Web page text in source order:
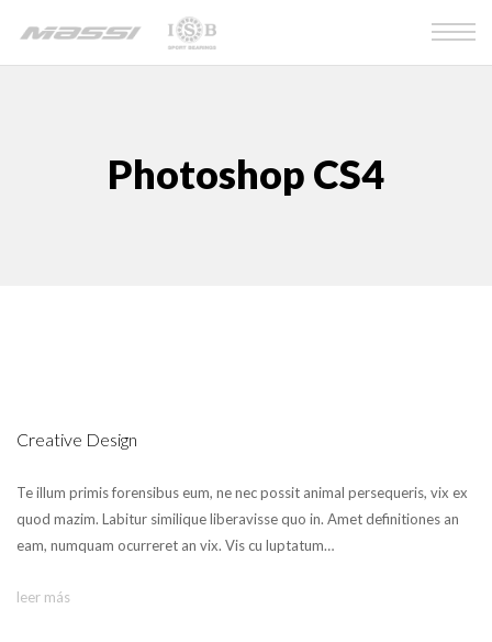
Photoshop CS4
Creative Design
Te illum primis forensibus eum, ne nec possit animal persequeris, vix ex
quod mazim. Labitur similique liberavisse quo in. Amet definitiones an
eam, numquam ocurreret an vix. Vis cu luptatum…
leer más